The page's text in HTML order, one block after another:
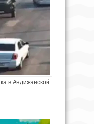
в Андижанской